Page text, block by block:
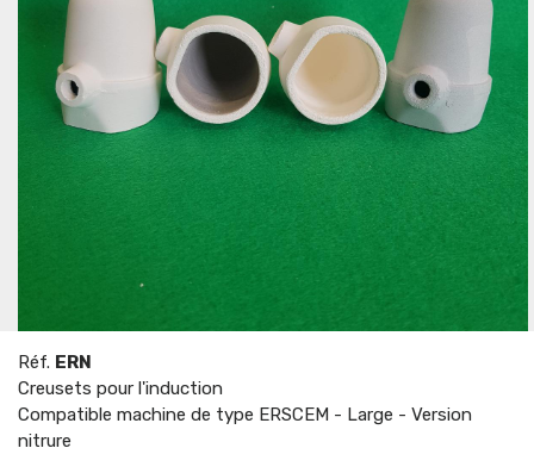
Réf. ERN
Creusets pour l'induction
Compatible machine de type ERSCEM - Large - Version
nitrure